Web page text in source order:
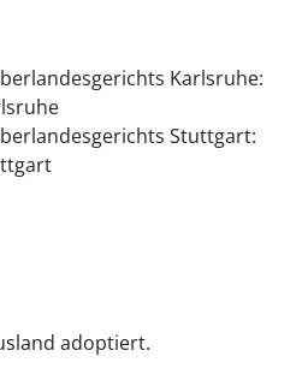
Karlsruhe:
Stuttgart:
adoptiert.